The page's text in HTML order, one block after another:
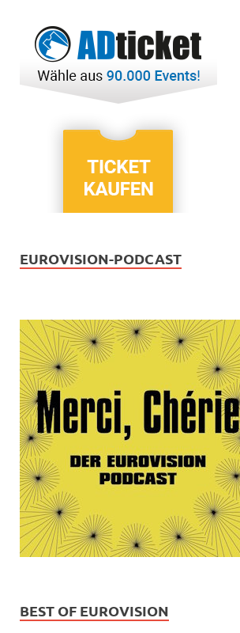
EUROVISION-PODCAST
BEST OF EUROVISION